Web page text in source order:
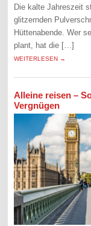
Die kalte Jahreszeit
glitzernden
Hüttenabende. Wer
plant, hat die […]
WEITERLESEN →
Alleine reisen –
Vergnügen